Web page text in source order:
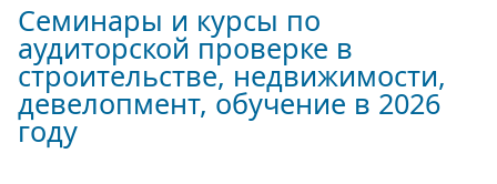
Семинары и курсы по
аудиторской проверке в
строительстве, недвижимости,
девелопмент, обучение в 2026
году